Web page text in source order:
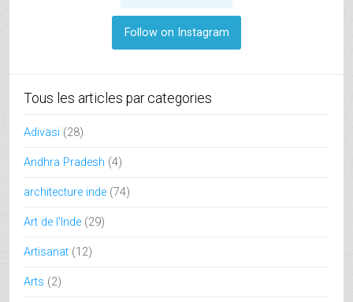
Follow on Instagram
Tous les articles par categories
Adivasi (28)
Andhra Pradesh (4)
architecture inde (74)
Art de l'Inde (29)
Artisanat (12)
Arts (2)